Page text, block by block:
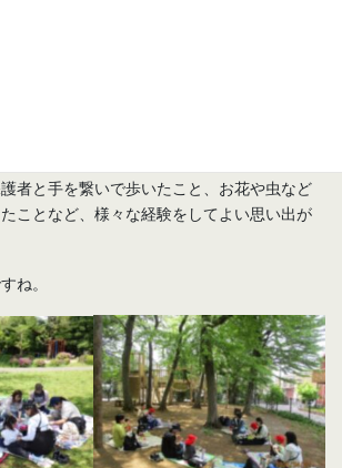
者と手を繋いで歩いたこと、お花や虫など
ことなど、様々な経験をしてよい思い出が
ね。